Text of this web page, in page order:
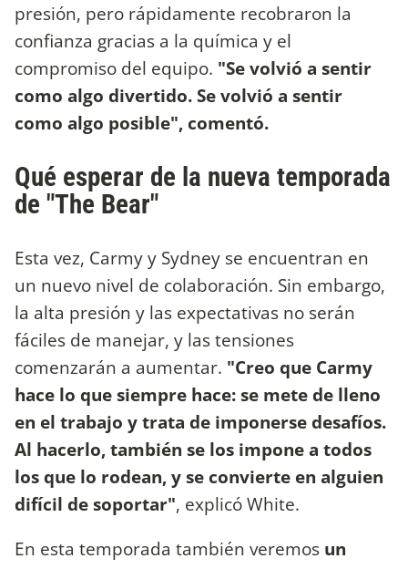
presión, pero rápidamente recobraron la
confianza gracias a la química y el
compromiso del equipo. "Se volvió a sentir
como algo divertido. Se volvió a sentir
como algo posible", comentó.
Qué esperar de la nueva temporada
de "The Bear"
Esta vez, Carmy y Sydney se encuentran en
un nuevo nivel de colaboración. Sin embargo,
la alta presión y las expectativas no serán
fáciles de manejar, y las tensiones
comenzarán a aumentar. "Creo que Carmy
hace lo que siempre hace: se mete de lleno
en el trabajo y trata de imponerse desafíos.
Al hacerlo, también se los impone a todos
los que lo rodean, y se convierte en alguien
difícil de soportar", explicó White.
En esta temporada también veremos un